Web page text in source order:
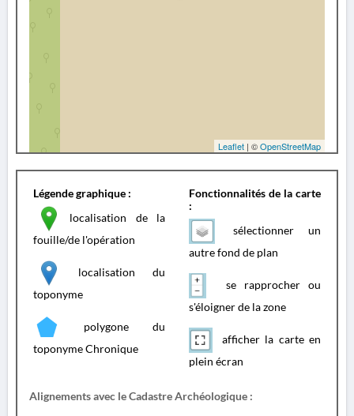
Leaflet | ©OpenStreetMap
Légende graphique :
localisation de la
fouille/de l'opération
localisation du
toponyme
polygone du
toponyme Chronique
Fonctionnalités de la carte
:
sélectionner un
autre fond de plan
se rapprocher ou
s'éloigner de la zone
afficher la carte en
plein écran
Alignements avec le Cadastre Archéologique :